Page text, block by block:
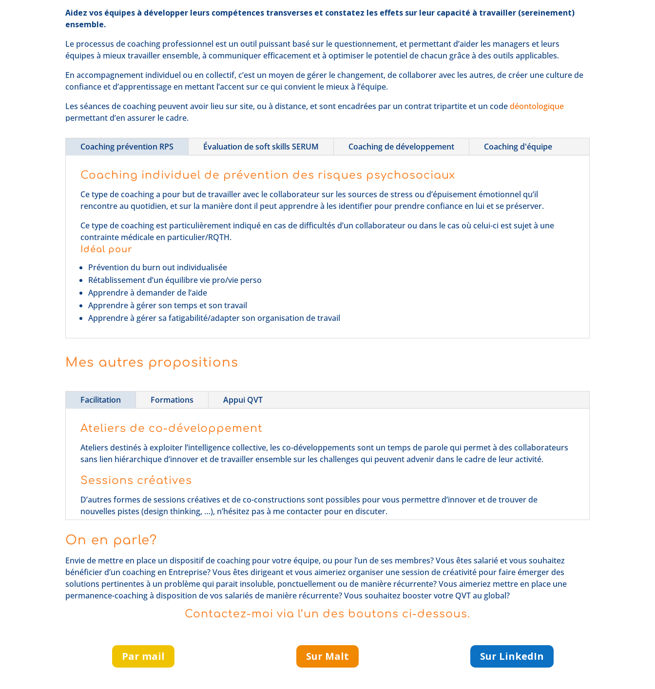
Aidez vos équipes à développer leurs compétences transverses et constatez les effets sur leur capacité à travailler (sereinement)
ensemble.
Le processus de coaching professionnel est un outil puissant basé sur le questionnement, et permettant d’aider les managers et leurs
équipes à mieux travailler ensemble, à communiquer efficacement et à optimiser le potentiel de chacun grâce à des outils applicables.
En accompagnement individuel ou en collectif, c’est un moyen de gérer le changement, de collaborer avec les autres, de créer une culture de
confiance et d’apprentissage en mettant l’accent sur ce qui convient le mieux à l’équipe.
Les séances de coaching peuvent avoir lieu sur site, ou à distance, et sont encadrées par un contrat tripartite et un codedéontologique
permettant d’en assurer le cadre.
Coaching prévention RPS Évaluation de soft skills SERUM Coaching de développement Coaching d'équipe
Coaching individuel de prévention des risques psychosociaux
Ce type de coaching a pour but de travailler avec le collaborateur sur les sources de stress ou d’épuisement émotionnel qu’il
rencontre au quotidien, et sur la manière dont il peut apprendre à les identifier pour prendre confiance en lui et se préserver.
Ce type de coaching est particulièrement indiqué en cas de difficultés d’un collaborateur ou dans le cas où celui-ci est sujet à une
contrainte médicale en particulier/RQTH.
Idéal pour
Prévention du burn out individualisée
Rétablissement d’un équilibre vie pro/vie perso
Apprendre à demander de l’aide
Apprendre à gérer son temps et son travail
Apprendre à gérer sa fatigabilité/adapter son organisation de travail
Mes autres propositions
Facilitation Formations Appui QVT
Ateliers de co-développement
Ateliers destinés à exploiter l’intelligence collective, les co-développements sont un temps de parole qui permet à des collaborateurs
sans lien hiérarchique d’innover et de travailler ensemble sur les challenges qui peuvent advenir dans le cadre de leur activité.
Sessions créatives
D’autres formes de sessions créatives et de co-constructions sont possibles pour vous permettre d’innover et de trouver de
nouvelles pistes (design thinking, …), n’hésitez pas à me contacter pour en discuter.
On en parle?
Envie de mettre en place un dispositif de coaching pour votre équipe, ou pour l’un de ses membres? Vous êtes salarié et vous souhaitez
bénéficier d’un coaching en Entreprise? Vous êtes dirigeant et vous aimeriez organiser une session de créativité pour faire émerger des
solutions pertinentes à un problème qui parait insoluble, ponctuellement ou de manière récurrente? Vous aimeriez mettre en place une
permanence-coaching à disposition de vos salariés de manière récurrente? Vous souhaitez booster votre QVT au global?
Contactez-moi via l’un des boutons ci-dessous.
Par mail Sur Malt Sur LinkedIn